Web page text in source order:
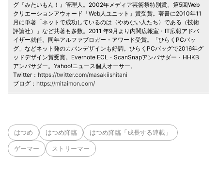
グ『みたいもん！』管理人。2002年メディア芸術祭特別賞、第5回Web
クリエーションアウォード「Web人ユニット」賞受賞。著書に2010年11
月に単著「ネットで成功しているのは〈やめない人たち〉である（技術
評論社）」など共著も多数。2011 年9月より内閣広報室・IT広報アドバ
イザー就任。同年アルファブロガー・アワード受賞。「ひらくPCバッ
グ」などネット発のカバンデザインも好調。ひらくPCバッグで2016年グ
ッドデザイン賞受賞。Evernote ECL・ScanSnapアンバサダー・HHKB
アンバサダー。Yahoo!ニュース個人オーサー。
Twitter： https://twitter.com/masakiishitani
ブログ： https://mitaimon.com/
はつめ はつめ降臨 はつめ降臨「成長する連載」
ゲーマー ストリーマー